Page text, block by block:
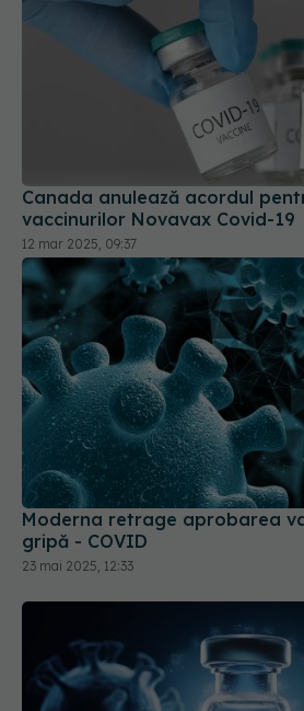
Canada anulează acordul
vaccinurilor Novavax Covid-19
12 mar 2025, 09:37
Moderna retrage aprobarea
gripă - COVID
23 mai 2025, 12:33